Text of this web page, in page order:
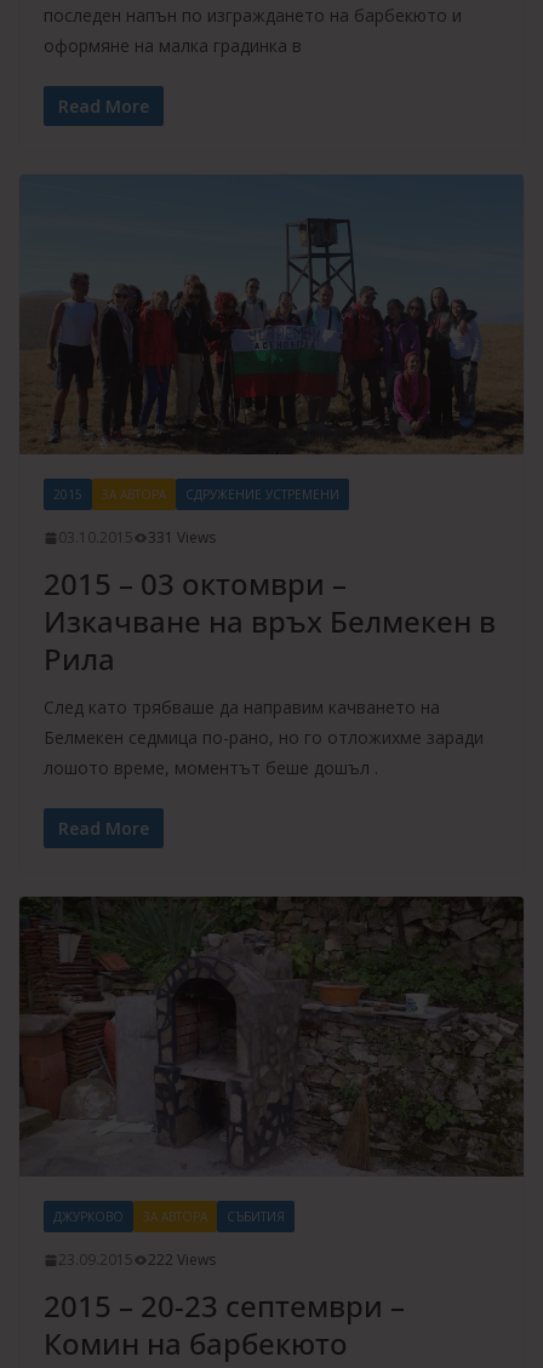
последен напън по изграждането на барбекюто и
оформяне на малка градинка в
Read More
2015 ЗА АВТОРА СДРУЖЕНИЕ УСТРЕМЕНИ
03.10.2015 331 Views
2015 – 03 октомври –
Изкачване на връх Белмекен в
Рила
След като трябваше да направим качването на
Белмекен седмица по-рано, но го отложихме заради
лошото време, моментът беше дошъл .
Read More
ДЖУРКОВО ЗА АВТОРА СЪБИТИЯ
23.09.2015 222 Views
2015 – 20-23 септември –
Комин на барбекюто